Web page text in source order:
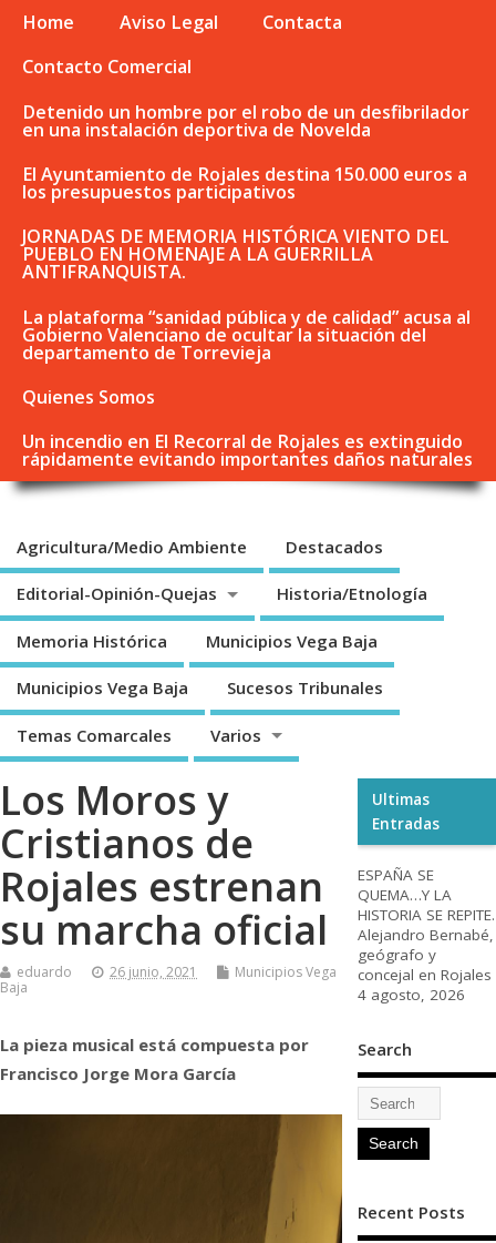
Home Aviso Legal
Contacta
Contacto Comercial
Detenido un hombre por el robo de un desfibrilador
en una instalación deportiva de Novelda
El Ayuntamiento de Rojales destina 150.000 euros a
los presupuestos participativos
JORNADAS DE MEMORIA HISTÓRICA VIENTO DEL
PUEBLO EN HOMENAJE A LA GUERRILLA
ANTIFRANQUISTA.
La plataforma “sanidad pública y de calidad” acusa al
Gobierno Valenciano de ocultar la situación del
departamento de Torrevieja
Quienes Somos
Un incendio en El Recorral de Rojales es extinguido
rápidamente evitando importantes daños naturales
Agricultura/Medio Ambiente Destacados
Editorial-Opinión-Quejas Historia/Etnología
Memoria Histórica Municipios Vega Baja
Municipios Vega Baja Sucesos Tribunales
Temas Comarcales Varios
Los Moros y
Cristianos de
Rojales estrenan
su marcha oficial
eduardo 26 junio, 2021
Municipios Vega
Baja
La pieza musical está compuesta por
Francisco Jorge Mora García
Ultimas
Entradas
ESPAÑA SE
QUEMA…Y LA
HISTORIA SE REPITE.
Alejandro Bernabé,
geógrafo y
concejal en Rojales
4 agosto, 2026
Search
Recent Posts